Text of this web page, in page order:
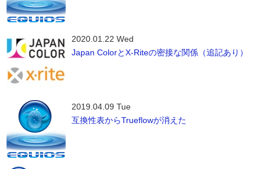
2020.01.22 Wed
Japan ColorとX-Riteの密接な関係（追記あり）
2019.04.09 Tue
互換性表からTrueflowが消えた